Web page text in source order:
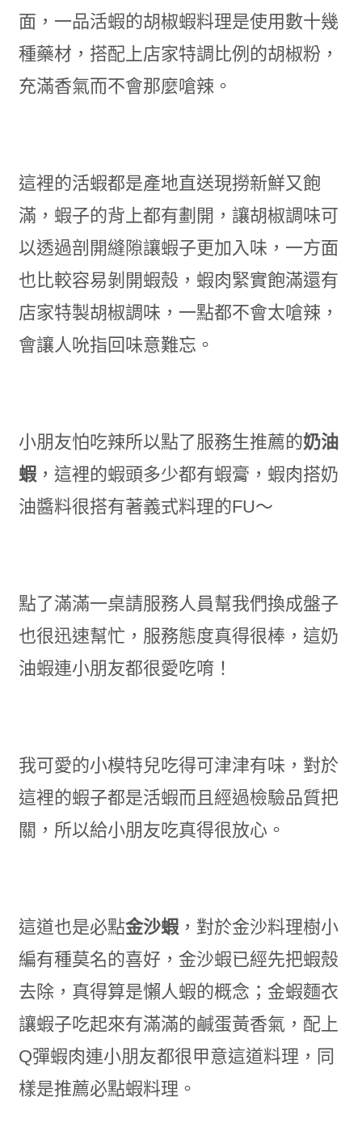
面，一品活蝦的胡椒蝦料理是使用數十幾
種藥材，搭配上店家特調比例的胡椒粉，
充滿香氣而不會那麼嗆辣。
這裡的活蝦都是產地直送現撈新鮮又飽
滿，蝦子的背上都有劃開，讓胡椒調味可
以透過剖開縫隙讓蝦子更加入味，一方面
也比較容易剝開蝦殼，蝦肉緊實飽滿還有
店家特製胡椒調味，一點都不會太嗆辣，
會讓人吮指回味意難忘。
小朋友怕吃辣所以點了服務生推薦的奶油
蝦，這裡的蝦頭多少都有蝦膏，蝦肉搭奶
油醬料很搭有著義式料理的FU～
點了滿滿一桌請服務人員幫我們換成盤子
也很迅速幫忙，服務態度真得很棒，這奶
油蝦連小朋友都很愛吃唷！
我可愛的小模特兒吃得可津津有味，對於
這裡的蝦子都是活蝦而且經過檢驗品質把
關，所以給小朋友吃真得很放心。
這道也是必點金沙蝦，對於金沙料理樹小
編有種莫名的喜好，金沙蝦已經先把蝦殼
去除，真得算是懶人蝦的概念；金蝦麵衣
讓蝦子吃起來有滿滿的鹹蛋黃香氣，配上
Q彈蝦肉連小朋友都很甲意這道料理，同
樣是推薦必點蝦料理。